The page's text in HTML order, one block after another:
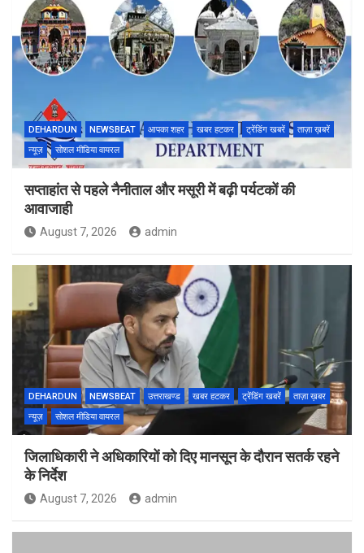
DEHARDUN NEWSBEAT आपका शहर खबर हटकर ट्रेंडिंग खबरें
ताज़ा ख़बरें
न्यूज़
सोशल मीडिया वायरल
सप्ताहांत से पहले नैनीताल और मसूरी में बढ़ी पर्यटकों की
आवाजाही
August 7, 2026 admin
DEHARDUN NEWSBEAT उत्तराखण्ड खबर हटकर ट्रेंडिंग खबरें
ताज़ा ख़बर
न्यूज़
सोशल मीडिया वायरल
जिलाधिकारी ने अधिकारियों को दिए मानसून के दौरान सतर्क रहने
के निर्देश
August 7, 2026 admin